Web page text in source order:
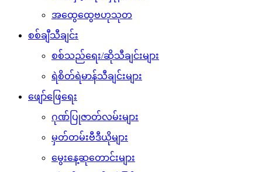
အထွေထွေဗဟုသုတ
စစ်ချီသီချင်း
စစ်သည်ရေး/ဆိုသီချင်းများ
ရဲစိတ်ရဲမာန်သီချင်းများ
ဖျော်ဖြေရေး
ဂုဏ်ပြုဇာတ်လမ်းများ
မှတ်တမ်းဗီဒီယိုများ
မွေးနေ့ဆုတောင်းများ